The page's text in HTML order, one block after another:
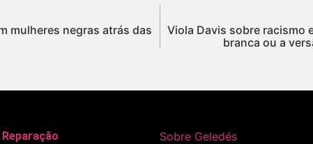
mulheres negras atrás das
Viola Davis sobre racismo
branca ou a
Sobre Geledés